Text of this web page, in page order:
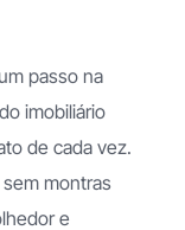
passo na
imobiliário
de cada vez.
montras
e